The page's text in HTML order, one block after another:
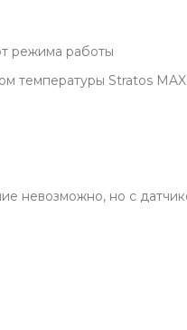
режима работы
температуры Stratos
невозможно, но с